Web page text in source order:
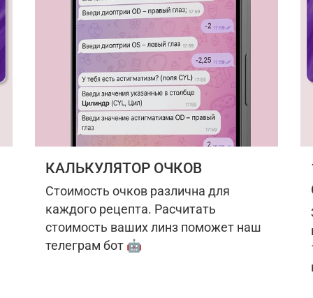
КАЛЬКУЛЯТОР ОЧКОВ
Стоимость очков различна для
каждого рецепта. Расчитать
стоимость ваших линз поможет наш
телеграм бот 🤖